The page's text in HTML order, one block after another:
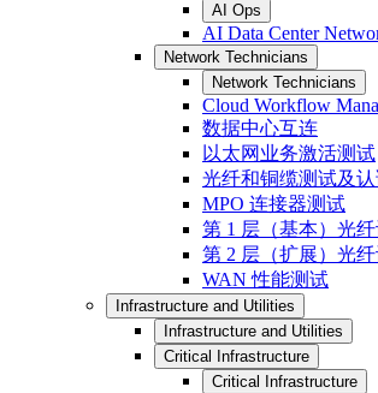
AI Ops
AI Data Center
Network Technicians
Network Technicians
Cloud Workflow
数据中心互连
以太网业务激活测试
光纤和铜缆测试及认
MPO 连接器测试
第 1 层（基本）光
第 2 层（扩展）光
WAN 性能测试
Infrastructure and Utilities
Infrastructure and Utilities
Critical Infrastructure
Critical Infrastructure